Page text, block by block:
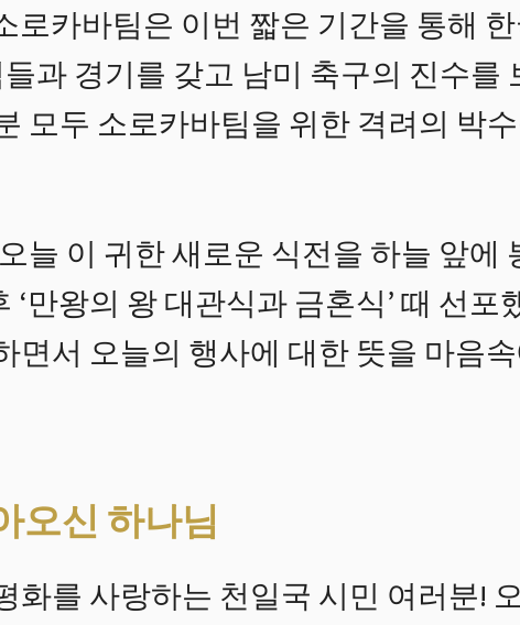
로카바팀은 이번 짧은 기간을 통해
과 경기를 갖고 남미 축구의 진수를
모두 소로카바팀을 위한 격려의 박
늘 이 귀한 새로운 식전을 하늘 앞에
‘만왕의 왕 대관식과 금혼식’ 때 선
면서 오늘의 행사에 대한 뜻을 마음
오신 하나님
화를 사랑하는 천일국 시민 여러분!